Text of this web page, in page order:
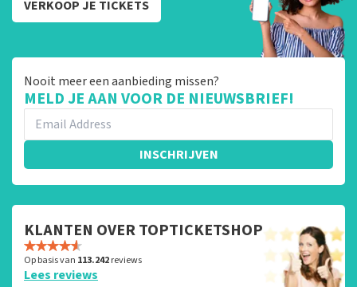
VERKOOP JE TICKETS
Nooit meer een aanbieding missen?
MELD JE AAN VOOR DE NIEUWSBRIEF!
INSCHRIJVEN
KLANTEN OVER TOPTICKETSHOP
Op basis van 113.242reviews
Lees reviews